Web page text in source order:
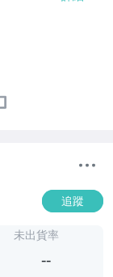
追蹤
未出貨率
--